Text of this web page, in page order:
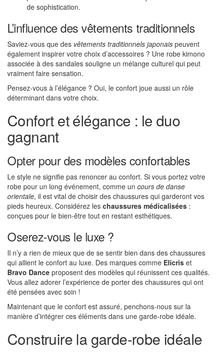
de sophistication.
L’influence des vêtements traditionnels
Saviez-vous que des vêtements traditionnels japonais peuvent
également inspirer votre choix d’accessoires ? Une robe kimono
associée à des sandales souligne un mélange culturel qui peut
vraiment faire sensation.
Pensez-vous à l’élégance ? Oui, le confort joue aussi un rôle
déterminant dans votre choix.
Confort et élégance : le duo
gagnant
Opter pour des modèles confortables
Le style ne signifie pas renoncer au confort. Si vous portez votre
robe pour un long événement, comme un cours de danse
orientale, il est vital de choisir des chaussures qui garderont vos
pieds heureux. Considérez les chaussures médicalisées :
conçues pour le bien-être tout en restant esthétiques.
Oserez-vous le luxe ?
Il n’y a rien de mieux que de se sentir bien dans des chaussures
qui allient le confort au luxe. Des marques comme Elicris et
Bravo Dance proposent des modèles qui réunissent ces qualités.
Vous allez adorer l’expérience de porter des chaussures qui ont
été pensées avec soin !
Maintenant que le confort est assuré, penchons-nous sur la
manière d’intégrer ces éléments dans une garde-robe idéale.
Construire la garde-robe idéale